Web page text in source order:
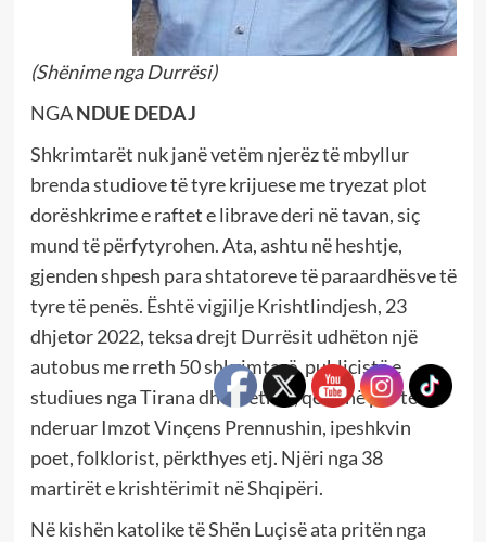
(Shënime nga Durrësi)
NGANDUE DEDAJ
Shkrimtarët nuk janë vetëm njerëz të mbyllur
brenda studiove të tyre krijuese me tryezat plot
dorëshkrime e raftet e librave deri në tavan, siç
mund të përfytyrohen. Ata, ashtu në heshtje,
gjenden shpesh para shtatoreve të paraardhësve të
tyre të penës. Është vigjilje Krishtlindjesh, 23
dhjetor 2022, teksa drejt Durrësit udhëton një
autobus me rreth 50 shkrimtarë, publicistë e
studiues nga Tirana dhe rrethet, që venë për të
nderuar Imzot Vinçens Prennushin, ipeshkvin
poet, folklorist, përkthyes etj. Njëri nga 38
martirët e krishtërimit në Shqipëri.
Në kishën katolike të Shën Luçisë ata pritën nga